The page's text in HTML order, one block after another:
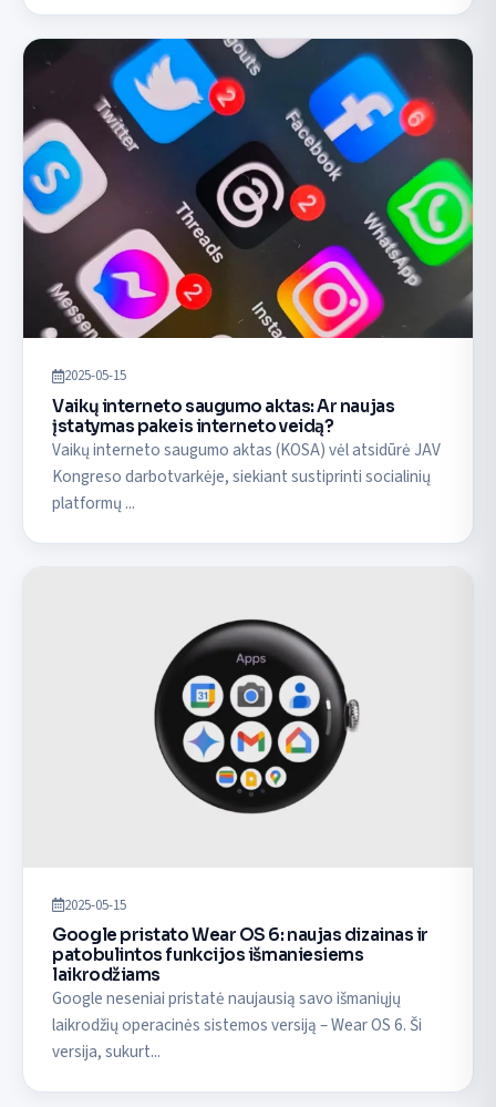
2025-05-15
Vaikų interneto saugumo aktas: Ar naujas
įstatymas pakeis interneto veidą?
Vaikų interneto saugumo aktas (KOSA) vėl atsidūrė JAV
Kongreso darbotvarkėje, siekiant sustiprinti socialinių
platformų ...
2025-05-15
Google pristato Wear OS 6: naujas dizainas ir
patobulintos funkcijos išmaniesiems
laikrodžiams
Google neseniai pristatė naujausią savo išmaniųjų
laikrodžių operacinės sistemos versiją – Wear OS 6. Ši
versija, sukurt...